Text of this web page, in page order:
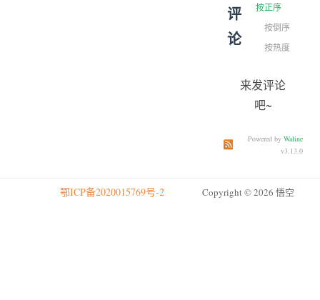
评
论
按正序
按倒序
按热度
来发评论
吧~
订阅本文评论 订阅本站
Powered by Waline
v3.13.0
鄂ICP备2020015769号-2 Copyright © 2026 悟空